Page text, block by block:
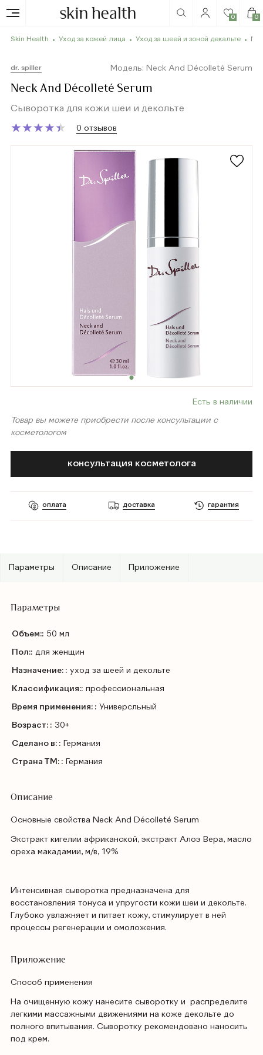
0 0
Skin Health Уход за кожей лица Уход за шеей и зоной декальте
dr. spiller Модель: Neck And Décolleté Serum
Neck And Décolleté Serum
Сыворотка для кожи шеи и декольте
★
★★
★★
★★
★★
★ 0 отзывов
Есть в наличии
Товар вы можете приобрести после консультации с
косметологом
консультация косметолога
оплата доставка гарантия
Параметры Описание Приложение
Параметры
Объем:: 50 мл
Пол:: для женщин
Назначение: : уход за шеей и декольте
Классификация:: профессиональная
Время применения: : Универсльный
Возраст: : 30+
Сделано в: : Германия
Страна ТМ: : Германия
Описание
Основные свойства Neck And Décolleté Serum
Экстракт кигелии африканской, экстракт Алоэ Вера, масло
ореха макадамии, м/в, 19%
Интенсивная сыворотка предназначена для
восстановления тонуса и упругости кожи шеи и декольте.
Глубоко увлажняет и питает кожу, стимулирует в ней
процессы регенерации и омоложения.
Приложение
Способ применения
На очищенную кожу нанесите сыворотку и распределите
легкими массажными движениями на коже декольте до
полного впитывания. Сыворотку рекомендовано наносить
под крем.